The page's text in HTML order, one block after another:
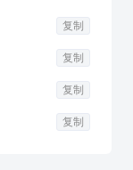
复制
复制
复制
复制